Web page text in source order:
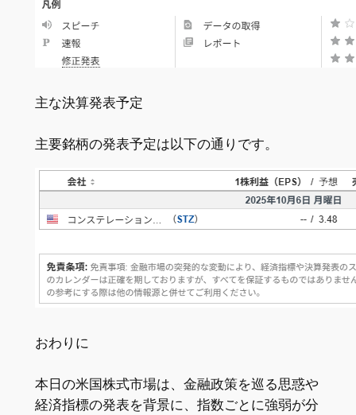
主な決算発表予定
主要銘柄の発表予定は以下の通りです。
おわりに
本日の米国株式市場は、金融政策を巡る思惑や
経済指標の発表を背景に、指数ごとに強弱が分